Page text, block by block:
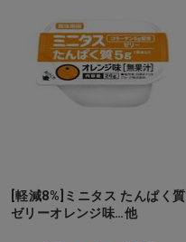
[軽減8%]ミニタス たんぱく質
ゼリーオレンジ味…他